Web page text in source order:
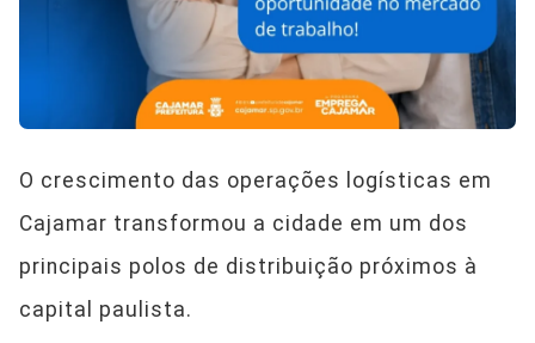
O crescimento das operações logísticas em
Cajamar transformou a cidade em um dos
principais polos de distribuição próximos à
capital paulista.